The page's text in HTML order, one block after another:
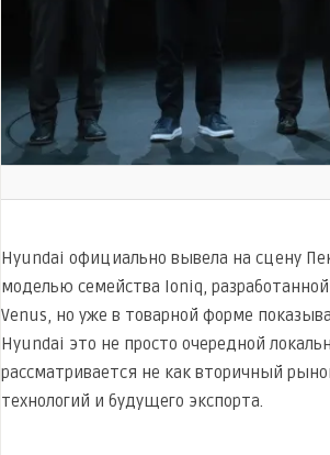
Hyundai официально вывела на сцену
моделью семейства Ioniq,
Venus, но уже в товарной форме
Hyundai это не просто очередной
рассматривается не как вторичный
технологий и будущего экспорта.